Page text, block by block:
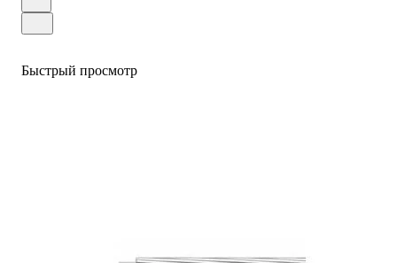
Быстрый просмотр